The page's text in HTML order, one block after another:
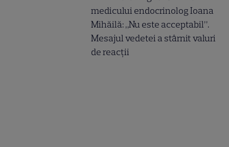
medicului endocrinolog Ioana
Mihăilă: „Nu este acceptabil”.
Mesajul vedetei a stârnit valuri
de reacții